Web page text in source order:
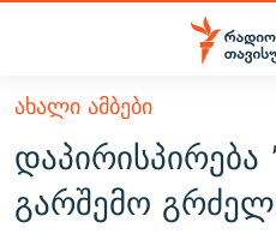
Accessibility
მთავარ
შინაარსზე
დაბრუნება
მთავარ
ᲐᲮᲐᲚᲘ ᲐᲛᲑᲔᲑᲘ
ᲗᲔᲛᲔᲑᲘ
ᲞᲝᲚᲘᲢᲘᲙᲐ
ᲕᲘᲓᲔᲝ
ᲐᲮᲐᲚᲘ ᲐᲛᲑᲔᲑᲘ
დაპირისპირება
გარშემო